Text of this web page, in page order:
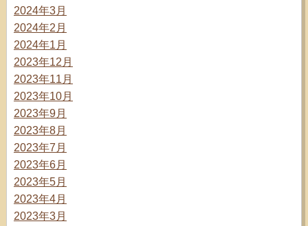
2024年3月
2024年2月
2024年1月
2023年12月
2023年11月
2023年10月
2023年9月
2023年8月
2023年7月
2023年6月
2023年5月
2023年4月
2023年3月